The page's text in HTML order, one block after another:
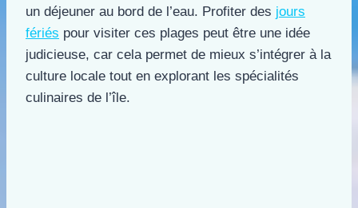
un déjeuner au bord de l’eau. Profiter des jours
fériés pour visiter ces plages peut être une idée
judicieuse, car cela permet de mieux s’intégrer à la
culture locale tout en explorant les spécialités
culinaires de l’île.